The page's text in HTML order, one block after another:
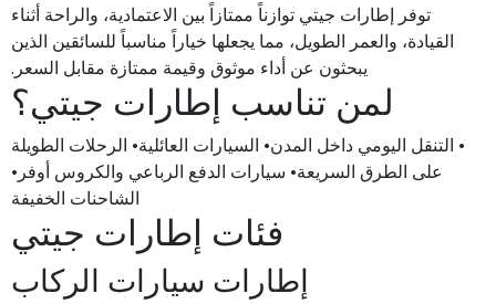
توفر إطارات جيتي توازناً ممتازاً بين الاعتمادية، والراحة أثناء
القيادة، والعمر الطويل، مما يجعلها خياراً مناسباً للسائقين الذين
يبحثون عن أداء موثوق وقيمة ممتازة مقابل السعر.
لمن تناسب إطارات جيتي؟
• التنقل اليومي داخل المدن• السيارات العائلية• الرحلات الطويلة
على الطرق السريعة• سيارات الدفع الرباعي والكروس أوفر•
الشاحنات الخفيفة
فئات إطارات جيتي
إطارات سيارات الركاب